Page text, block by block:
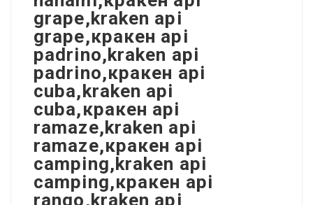
grape,kraken api
grape,кракен api
padrino,kraken api
padrino,кракен api
cuba,kraken api
cuba,кракен api
ramaze,kraken api
ramaze,кракен api
camping,kraken api
camping,кракен api
rango,kraken api